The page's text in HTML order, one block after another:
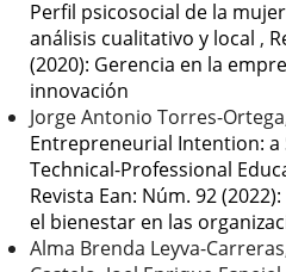
Perfil psicosocial de la
análisis cualitativo y local ,
(2020): Gerencia en la
innovación
Jorge Antonio Torres-
Entrepreneurial Intention: a
Technical-Professional
Revista Ean: Núm. 92
el bienestar en las
Alma Brenda Leyva-